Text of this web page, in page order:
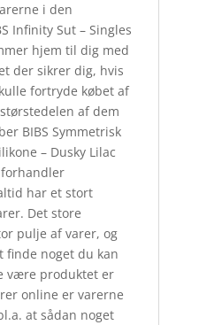
i den
Infinity Sut – Singles
hjem til dig med
der sikrer dig, hvis
fortryde købet af
af dem
BIBS Symmetrisk
– Dusky Lilac
har et stort
Det store
pulje af varer, og
finde noget du kan
være produktet er
online er varerne
at sådan noget